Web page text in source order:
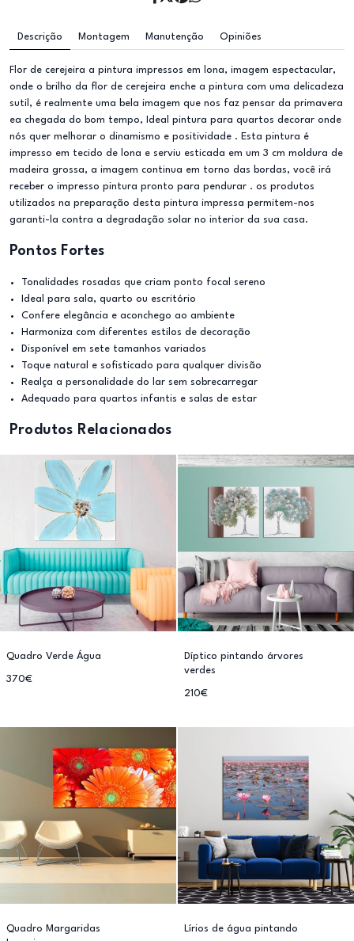
Descrição Montagem Manutenção Opiniões
Flor de cerejeira a pintura impressos em lona, imagem espectacular,
onde o brilho da flor de cerejeira enche a pintura com uma delicadeza
sutil, é realmente uma bela imagem que nos faz pensar da primavera
ea chegada do bom tempo, Ideal pintura para quartos decorar onde
nós quer melhorar o dinamismo e positividade . Esta pintura é
impresso em tecido de lona e serviu esticada em um 3 cm moldura de
madeira grossa, a imagem continua em torno das bordas, você irá
receber o impresso pintura pronto para pendurar . os produtos
utilizados na preparação desta pintura impressa permitem-nos
garanti-la contra a degradação solar no interior da sua casa.
Pontos Fortes
Tonalidades rosadas que criam ponto focal sereno
Ideal para sala, quarto ou escritório
Confere elegância e aconchego ao ambiente
Harmoniza com diferentes estilos de decoração
Disponível em sete tamanhos variados
Toque natural e sofisticado para qualquer divisão
Realça a personalidade do lar sem sobrecarregar
Adequado para quartos infantis e salas de estar
Produtos Relacionados
Quadro Verde Água
370€
Díptico pintando árvores
verdes
210€
Quadro Margaridas
Lírios de água pintando